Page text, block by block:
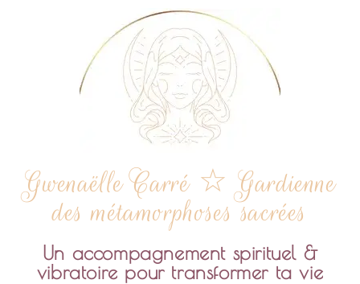
Gwenaëlle Carré ☆ Gardienne
des métamorphoses sacrées
Un accompagnement spirituel &
vibratoire pour transformer ta vie